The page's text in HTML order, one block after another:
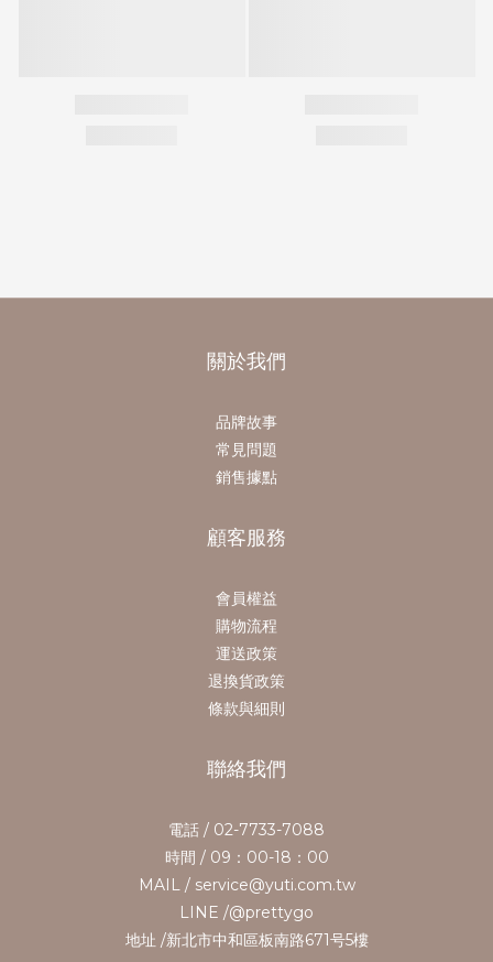
關於我們
品牌故事
常見問題
銷售據點
顧客服務
會員權益
購物流程
運送政策
退換貨政策
條款與細則
聯絡我們
電話 / 02-7733-7088
時間 / 09：00-18：00
MAIL / service@yuti.com.tw
LINE /@prettygo
地址 /新北市中和區板南路671号5樓